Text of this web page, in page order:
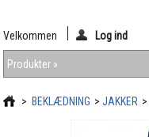
Velkommen Log ind
> BEKLÆDNING > JAKKER >